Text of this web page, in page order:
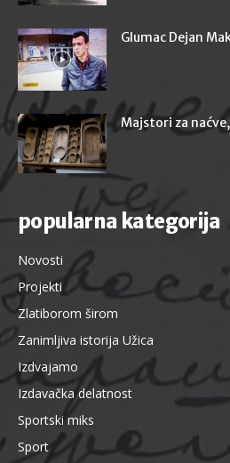
Glumac Dejan
Majstori za
popularna kategorija
Novosti
Projekti
Zlatiborom širom
Zanimljiva istorija Užica
Izdvajamo
Izdavačka delatnost
Sportski miks
Sport